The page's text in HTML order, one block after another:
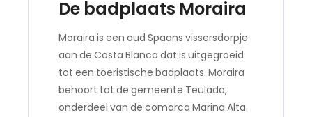
De badplaats Moraira
Moraira is een oud Spaans vissersdorpje
aan de Costa Blanca dat is uitgegroeid
tot een toeristische badplaats. Moraira
behoort tot de gemeente Teulada,
onderdeel van de comarca Marina Alta.